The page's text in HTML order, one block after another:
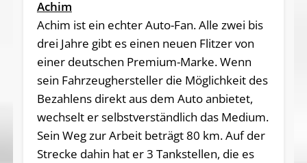
Achim
Achim ist ein echter Auto-Fan. Alle zwei bis
drei Jahre gibt es einen neuen Flitzer von
einer deutschen Premium-Marke. Wenn
sein Fahrzeughersteller die Möglichkeit des
Bezahlens direkt aus dem Auto anbietet,
wechselt er selbstverständlich das Medium.
Sein Weg zur Arbeit beträgt 80 km. Auf der
Strecke dahin hat er 3 Tankstellen, die es